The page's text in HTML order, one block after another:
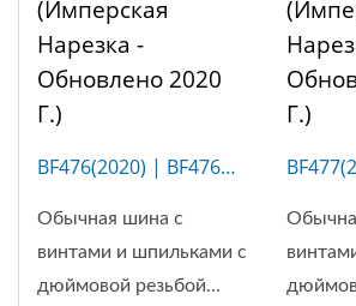
(имперская
Нарезка -
Обновлено 2020
Г.)
BF476(2020) | BF476M
Обычная шина с
винтами и шпильками с
дюймовой резьбой...
Г.)